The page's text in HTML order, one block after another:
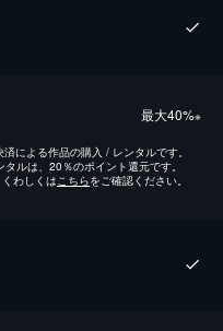
最⼤40%※
による作品の購入 / レンタルです。
ルは、20％のポイント還元です。
わしくは こちらをご確認ください。